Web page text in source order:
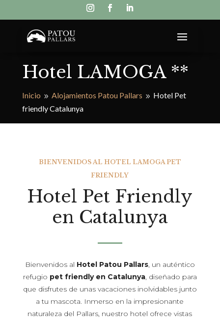
Hotel LAMOGA **
Inicio 9 Alojamientos Patou Pallars 9 Hotel Pet
friendly Catalunya
BIENVENIDOS AL HOTEL LAMOGA PET
FRIENDLY
Hotel Pet Friendly
en Catalunya
Bienvenidos al Hotel Patou Pallars, un auténtico
refugio pet friendly en Catalunya, diseñado para
que disfrutes de unas vacaciones inolvidables junto
a tu mascota. Inmerso en la impresionante
naturaleza del Pallars, nuestro hotel ofrece vistas